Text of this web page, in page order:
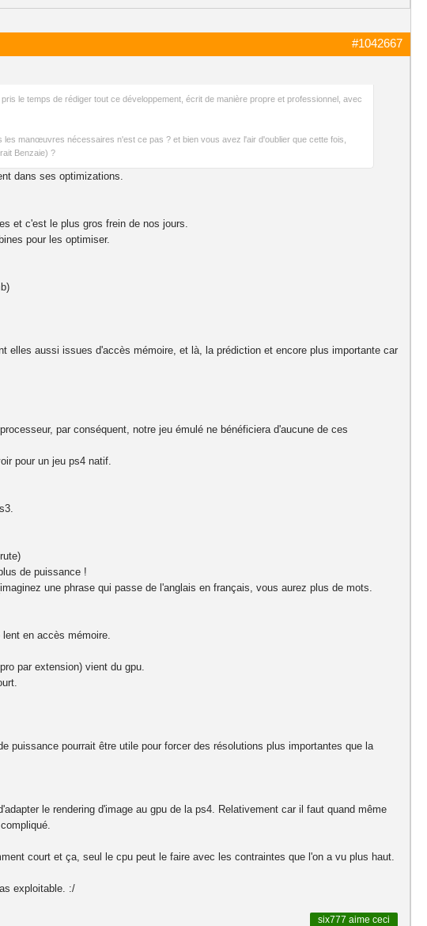
#1042667
le temps de rédiger tout ce développement, écrit de manière propre et professionnel, avec
manœuvres nécessaires n'est ce pas ? et bien vous avez l'air d'oublier que cette fois,
Benzaie) ?
dans ses optimizations.
et c'est le plus gros frein de nos jours.
pour les optimiser.
elles aussi issues d'accès mémoire, et là, la prédiction et encore plus importante car
par conséquent, notre jeu émulé ne bénéficiera d'aucune de ces
pour un jeu ps4 natif.
de puissance !
une phrase qui passe de l'anglais en français, vous aurez plus de mots.
en accès mémoire.
par extension) vient du gpu.
puissance pourrait être utile pour forcer des résolutions plus importantes que la
le rendering d'image au gpu de la ps4. Relativement car il faut quand même
court et ça, seul le cpu peut le faire avec les contraintes que l'on a vu plus haut.
exploitable. :/
six777 aime ceci